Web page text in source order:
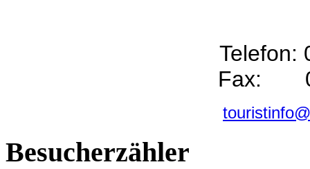
Telefon:
Fax:
Besucherzähler